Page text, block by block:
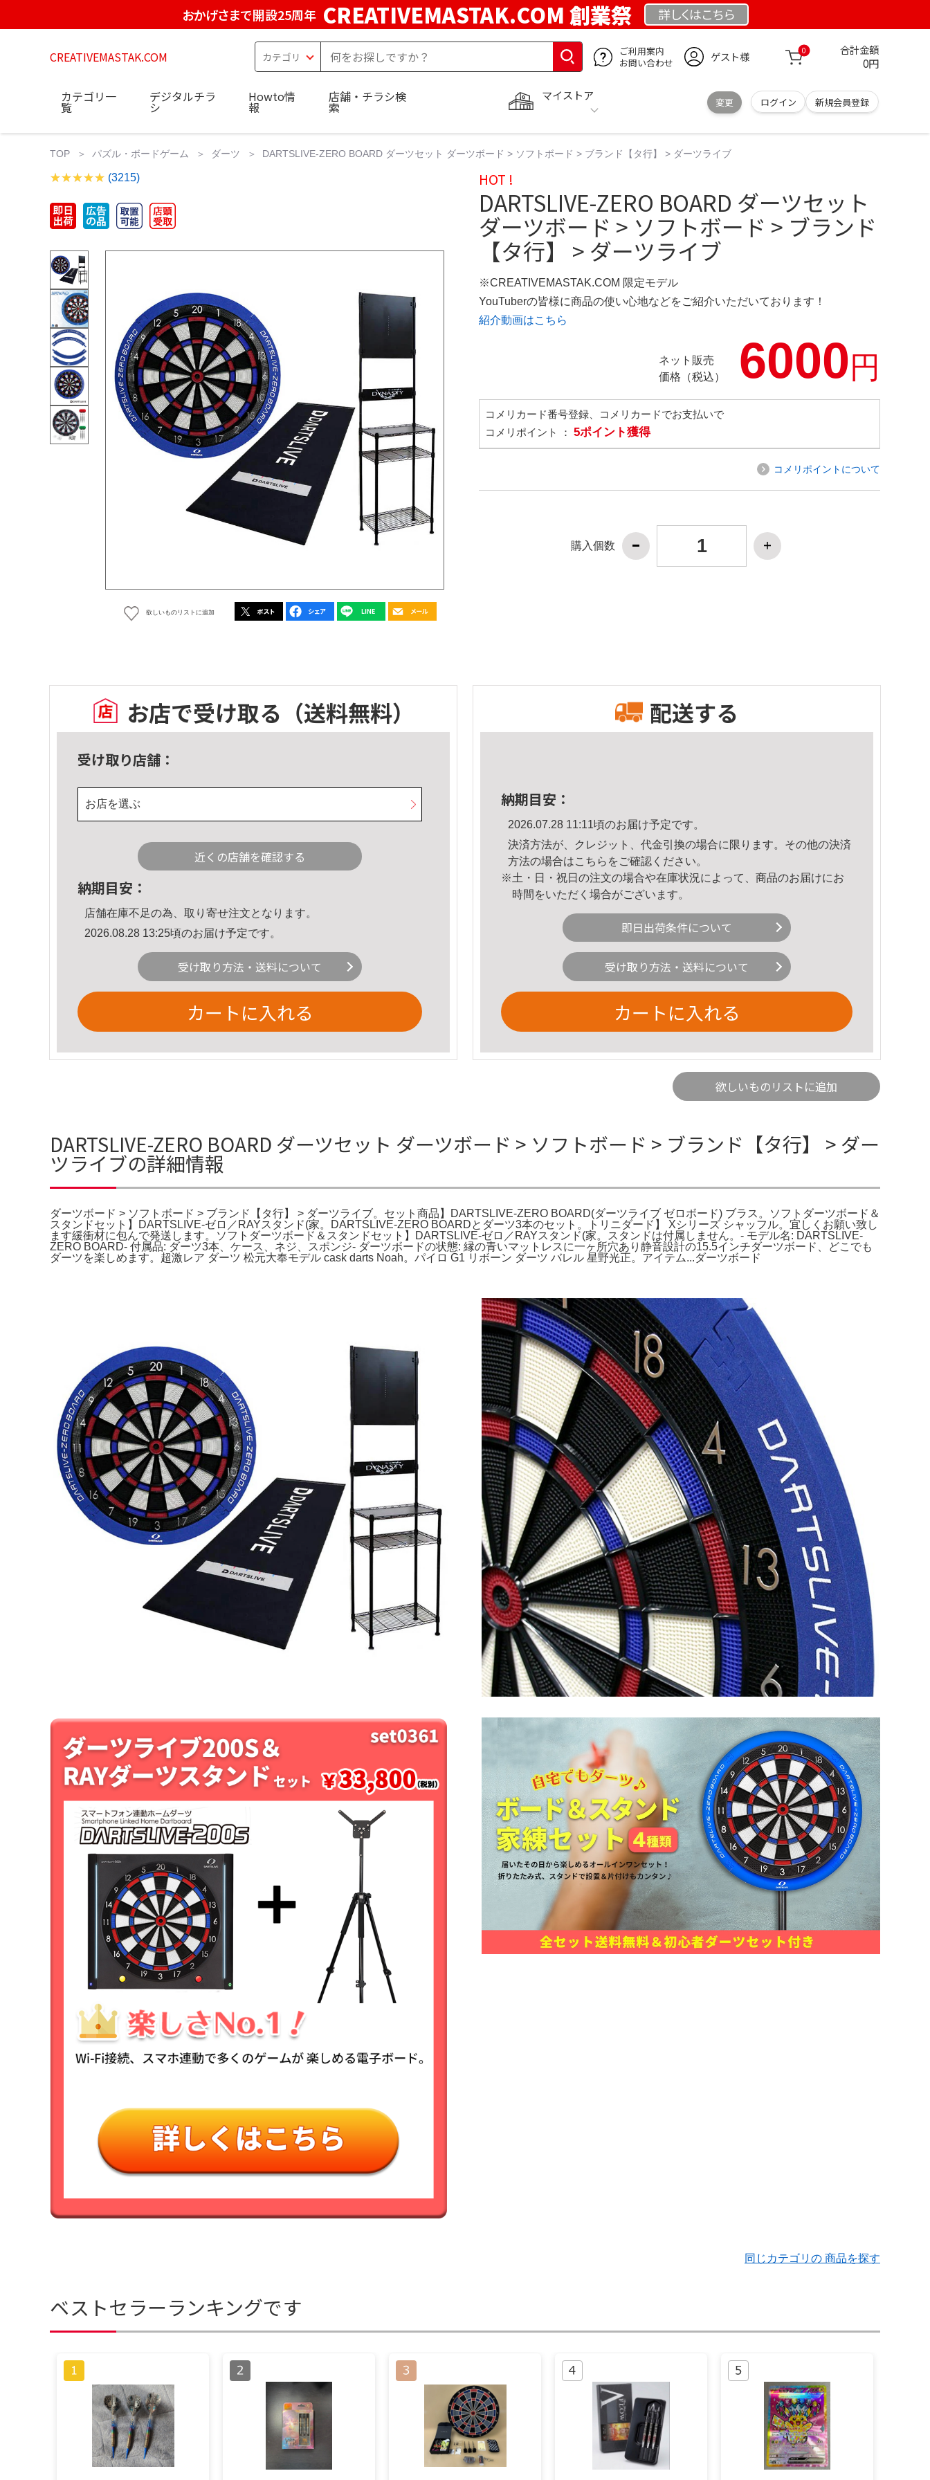
おかげさまで開設25周年 CREATIVEMASTAK.COM 創業祭 詳しくはこちら
CREATIVEMASTAK.COM
ご利用案内
お問い合わせ
ゲスト様 0 合計金額
0円
マイストア
変更 ログイン 新規会員登録
カテゴリ一
覧
デジタルチラ
シ
Howto情
報
店舗・チラシ検
索
TOP パズル・ボードゲーム ダーツ DARTSLIVE-ZERO BOARD ダーツセット ダーツボード > ソフトボード > ブランド【タ行】 > ダーツライブ
(3215)
欲しいものリストに追加
HOT !
DARTSLIVE-ZERO BOARD ダーツセット
ダーツボード > ソフトボード > ブランド
【タ行】 > ダーツライブ
※CREATIVEMASTAK.COM 限定モデル
YouTuberの皆様に商品の使い心地などをご紹介いただいております！
紹介動画はこちら
ネット販売
価格（税込）
6000円
コメリカード番号登録、コメリカードでお支払いで
コメリポイント ： 5ポイント獲得
コメリポイントについて
購入個数
お店で受け取る （送料無料）
受け取り店舗：
お店を選ぶ
近くの店舗を確認する
納期目安：
店舗在庫不足の為、取り寄せ注文となります。
2026.08.28 13:25頃のお届け予定です。
受け取り方法・送料について
カートに入れる
配送する
納期目安：
2026.07.28 11:11頃のお届け予定です。
決済方法が、クレジット、代金引換の場合に限ります。その他の決済
方法の場合はこちら をご確認ください。
※土・日・祝日の注文の場合や在庫状況によって、商品のお届けにお
時間をいただく場合がございます。
即日出荷条件について
受け取り方法・送料について
カートに入れる
欲しいものリストに追加
DARTSLIVE-ZERO BOARD ダーツセット ダーツボード > ソフトボード > ブランド【タ行】 > ダー
ツライブの詳細情報
ダーツボード > ソフトボード > ブランド【タ行】 > ダーツライブ。セット商品】DARTSLIVE-ZERO BOARD(ダーツライブ ゼロボード) ブラス。ソフトダーツボード＆
スタンドセット】DARTSLIVE-ゼロ／RAYスタンド(家。DARTSLIVE-ZERO BOARDとダーツ3本のセット。トリニダード】 Xシリーズ シャッフル。宜しくお願い致し
ます緩衝材に包んで発送します。ソフトダーツボード＆スタンドセット】DARTSLIVE-ゼロ／RAYスタンド(家。スタンドは付属しません。- モデル名: DARTSLIVE-
ZERO BOARD- 付属品: ダーツ3本、ケース、ネジ、スポンジ- ダーツボードの状態: 縁の青いマットレスに一ヶ所穴あり静音設計の15.5インチダーツボード、どこでも
ダーツを楽しめます。超激レア ダーツ 松元大奉モデル cask darts Noah。パイロ G1 リボーン ダーツ バレル 星野光正。アイテム...ダーツボード
同じカテゴリの 商品を探す
ベストセラーランキングです